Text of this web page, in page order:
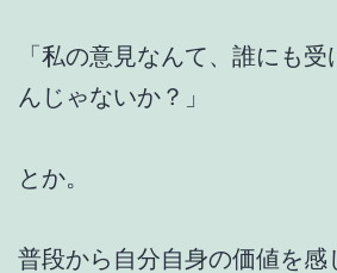
「私の意見なんて、誰にも
んじゃないか？」
とか。
普段から自分自身の価値を感